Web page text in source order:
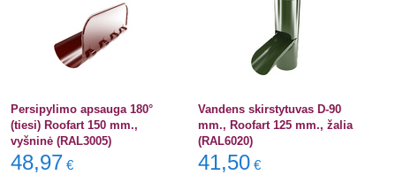
Persipylimo apsauga 180°
(tiesi) Roofart 150 mm.,
vyšninė (RAL3005)
48,97 €
Vandens skirstytuvas D-90
mm., Roofart 125 mm., žalia
(RAL6020)
41,50 €